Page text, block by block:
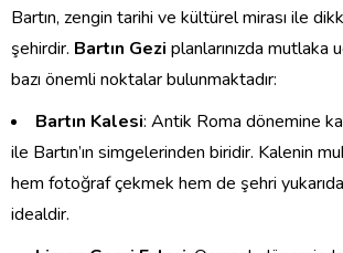
Bartın, zengin tarihi ve kültürel mirası ile
şehirdir. Bartın Gezi planlarınızda mutlaka
bazı önemli noktalar bulunmaktadır:
Bartın Kalesi: Antik Roma dönemine
ile Bartın’ın simgelerinden biridir. Kalenin
hem fotoğraf çekmek hem de şehri
idealdir.